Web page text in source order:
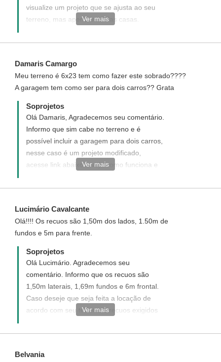
visualize um projeto que se ajusta ao seu
terreno, mas apena uma das casas.
casas/Casa-Geminada-com-tres-quartos-
Ver mais
Damaris Camargo
Meu terreno é 6x23 tem como fazer este sobrado????
A garagem tem como ser para dois carros?? Grata
Soprojetos
Olá Damaris, Agradecemos seu comentário.
Informo que sim cabe no terreno e é
possível incluir a garagem para dois carros,
nesse caso é um projeto modificado,
acesse link abaixo e veja como funciona e
http://www.soprojetos.com.br/ver/modificacao?
Ver mais
Lucimário Cavalcante
Olá!!!! Os recuos são 1,50m dos lados, 1.50m de
fundos e 5m para frente.
Soprojetos
Olá Lucimário. Agradecemos seu
comentário. Informo que os recuos são
1,50m laterais, 1,69m fundos e 6m frontal.
Caso deseje que seja feita a locação de
acordo com seu terreno e recuos exigidos
email atendimento@soprojetos.com.br
Ver mais
Belvania